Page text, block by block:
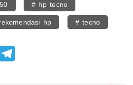
# hp tecno
hp # tecno